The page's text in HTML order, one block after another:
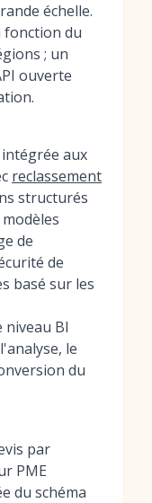
échelle.
fonction du
; un
ouverte
aux
reclassement
structurés
de
de
basé sur les
niveau BI
le
du
par
PME
du schéma